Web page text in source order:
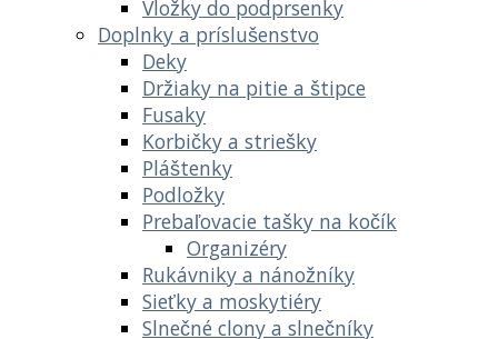
Vložky do podprsenky
Doplnky a príslušenstvo
Deky
Držiaky na pitie a štipce
Fusaky
Korbičky a striešky
Pláštenky
Podložky
Prebaľovacie tašky na kočík
Organizéry
Rukávniky a nánožníky
Sieťky a moskytiéry
Slnečné clony a slnečníky